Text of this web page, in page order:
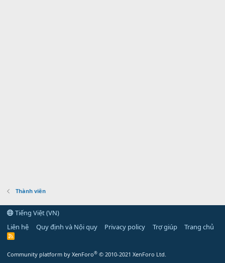
Thành viên
Tiếng Việt (VN)
Liên hệ
Quy định và Nội quy Privacy policy Trợ giúp Trang chủ
R
Community platform by XenForo® © 2010-2021 XenForo Ltd.